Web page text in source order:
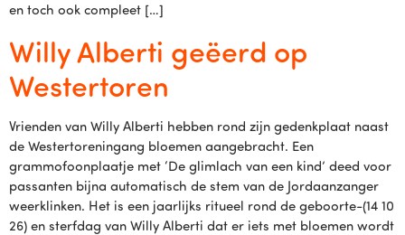
en toch ook compleet […]
Willy Alberti geëerd op
Westertoren
Vrienden van Willy Alberti hebben rond zijn gedenkplaat naast
de Westertoreningang bloemen aangebracht. Een
grammofoonplaatje met ‘De glimlach van een kind’ deed voor
passanten bijna automatisch de stem van de Jordaanzanger
weerklinken. Het is een jaarlijks ritueel rond de geboorte-(14 10
26) en sterfdag van Willy Alberti dat er iets met bloemen wordt